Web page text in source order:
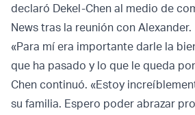
declaró Dekel-Chen al medio de
News tras la reunión con Alexander.
«Para mí era importante darle la
que ha pasado y lo que le queda
Chen continuó. «Estoy
su familia. Espero poder abrazar